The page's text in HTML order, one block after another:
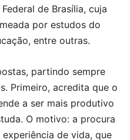
de Brasília, cuja
por estudos do
entre outras.
partindo sempre
Primeiro, acredita que o
a ser mais produtivo
O motivo: a procura
de vida, que